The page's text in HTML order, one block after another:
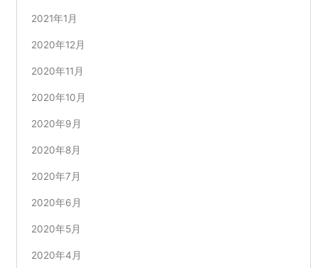
2021年1月
2020年12月
2020年11月
2020年10月
2020年9月
2020年8月
2020年7月
2020年6月
2020年5月
2020年4月